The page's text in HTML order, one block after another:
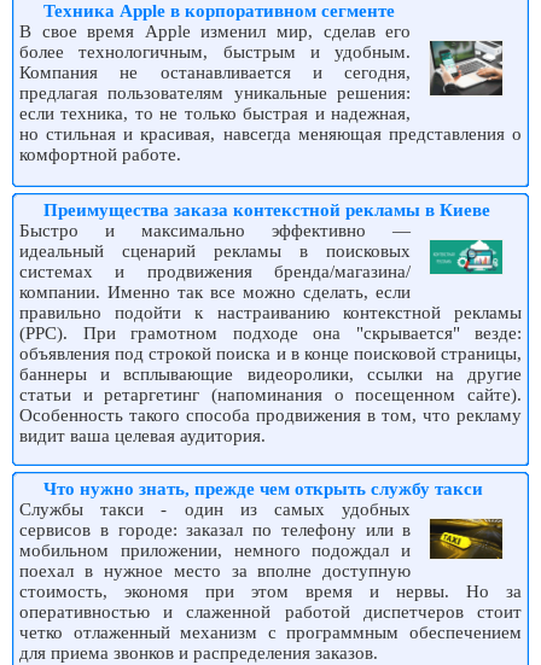
Техника Apple в корпоративном сегменте
В свое время Apple изменил мир, сделав его
более технологичным, быстрым и удобным.
Компания не останавливается и сегодня,
предлагая пользователям уникальные решения:
если техника, то не только быстрая и надежная,
но стильная и красивая, навсегда меняющая представления о
комфортной работе.
Преимущества заказа контекстной рекламы в Киеве
Быстро и максимально эффективно —
идеальный сценарий рекламы в поисковых
системах и продвижения бренда/магазина/
компании. Именно так все можно сделать, если
правильно подойти к настраиванию контекстной рекламы
(PPC). При грамотном подходе она "скрывается" везде:
объявления под строкой поиска и в конце поисковой страницы,
баннеры и всплывающие видеоролики, ссылки на другие
статьи и ретаргетинг (напоминания о посещенном сайте).
Особенность такого способа продвижения в том, что рекламу
видит ваша целевая аудитория.
Что нужно знать, прежде чем открыть службу такси
Службы такси - один из самых удобных
сервисов в городе: заказал по телефону или в
мобильном приложении, немного подождал и
поехал в нужное место за вполне доступную
стоимость, экономя при этом время и нервы. Но за
оперативностью и слаженной работой диспетчеров стоит
четко отлаженный механизм с программным обеспечением
для приема звонков и распределения заказов.